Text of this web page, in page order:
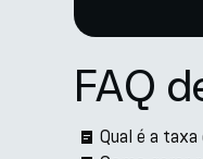
FAQ
Qual é a